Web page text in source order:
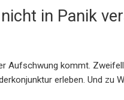
in Panik
Aufschwung kommt.
erleben. Und zu